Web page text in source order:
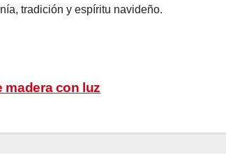
tradición y espíritu navideño.
madera con luz